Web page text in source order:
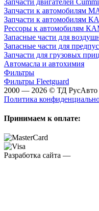
Запчасти к автомобилям
Запчасти к автомобилям
Рессоры к автомобилям
Запасные части для
Запасные части для
Запчасти для грузовых
Автомасла и автохимия
Фильтры
Фильтры Fleetguard
2000 — 2026 © ТД РусАвто
Политика
Принимаем к оплате:
Разработка сайта —